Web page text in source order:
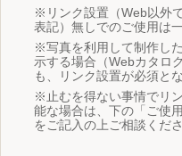
※リンク設置（Web以外
表記）無しでのご使用は
※写真を利用して制作し
示する場合（Webカタロ
も、リンク設置が必須と
※止むを得ない事情でリ
能な場合は、下の「ご使
をご記入の上ご相談くださ